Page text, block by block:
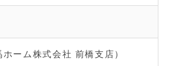
ーム株式会社 前橋支店）